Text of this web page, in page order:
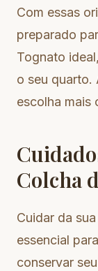
Com essas
preparado
Tognato
o seu quarto.
escolha mais
Colcha
Cuidar da
essencial
conservar